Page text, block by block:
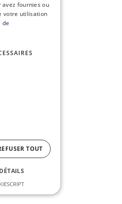
avez fournies ou
votre utilisation
de
TOUT